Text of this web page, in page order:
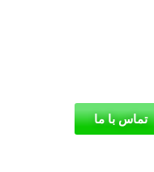
تماس با ما